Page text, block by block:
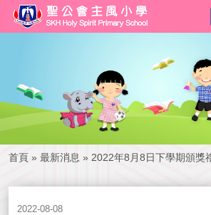
首頁 » 最新消息 » 2022年8月8日下學期頒獎
2022-08-08